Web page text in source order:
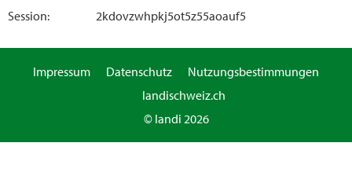
Session:
2kdovzwhpkj5ot5z55aoauf5
Impressum Datenschutz
Nutzungsbestimmungen
landischweiz.ch
© landi 2026